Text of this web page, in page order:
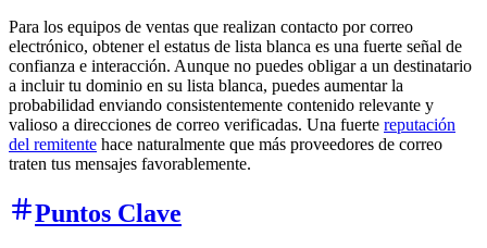
Para los equipos de ventas que realizan contacto por correo
electrónico, obtener el estatus de lista blanca es una fuerte señal de
confianza e interacción. Aunque no puedes obligar a un destinatario
a incluir tu dominio en su lista blanca, puedes aumentar la
probabilidad enviando consistentemente contenido relevante y
valioso a direcciones de correo verificadas. Una fuerte reputación
del remitente hace naturalmente que más proveedores de correo
traten tus mensajes favorablemente.
Puntos Clave